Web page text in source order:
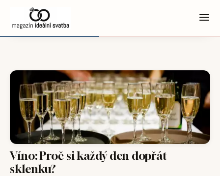
Víno: Proč si každý den dopřát
sklenku?